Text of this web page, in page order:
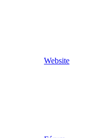
Website